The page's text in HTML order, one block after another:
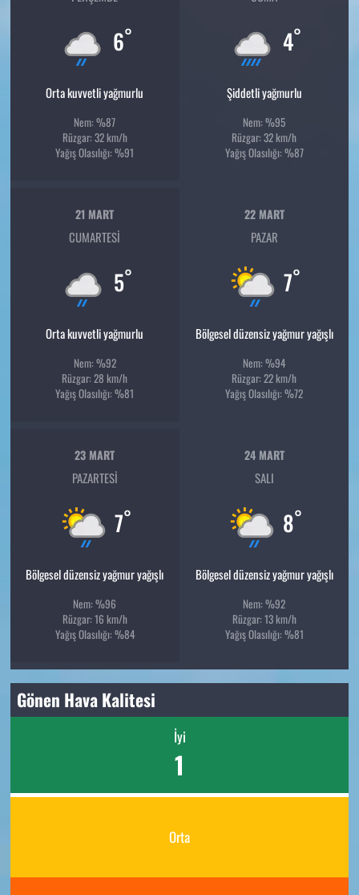
6°
Orta kuvvetli yağmurlu
Nem: %87
Rüzgar: 32 km/h
Yağış Olasılığı: %91
4°
Şiddetli yağmurlu
Nem: %95
Rüzgar: 32 km/h
Yağış Olasılığı: %87
21 MART
CUMARTESI
5°
Orta kuvvetli yağmurlu
Nem: %92
Rüzgar: 28 km/h
Yağış Olasılığı: %81
22 MART
PAZAR
7°
Bölgesel düzensiz yağmur yağışlı
Nem: %94
Rüzgar: 22 km/h
Yağış Olasılığı: %72
23 MART
PAZARTESI
7°
Bölgesel düzensiz yağmur yağışlı
Nem: %96
Rüzgar: 16 km/h
Yağış Olasılığı: %84
24 MART
SALI
8°
Bölgesel düzensiz yağmur yağışlı
Nem: %92
Rüzgar: 13 km/h
Yağış Olasılığı: %81
Gönen Hava Kalitesi
İyi
1
Orta